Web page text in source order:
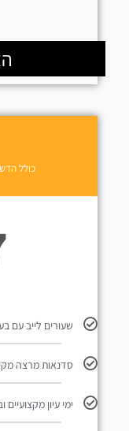
כולל
שעורים לייב עם
סדנאות מרצה
ימי עיון מקצועיים